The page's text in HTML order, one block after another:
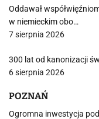
Oddawał
w niemieckim obo…
7 sierpnia 2026
300 lat od kanonizacji
6 sierpnia 2026
POZNAŃ
Ogromna inwestycja